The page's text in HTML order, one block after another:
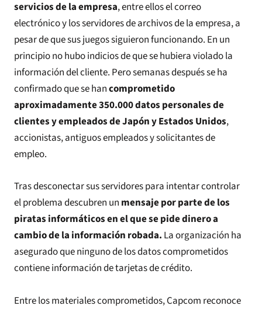
servicios de la empresa, entre ellos el correo
electrónico y los servidores de archivos de la empresa, a
pesar de que sus juegos siguieron funcionando. En un
principio no hubo indicios de que se hubiera violado la
información del cliente. Pero semanas después se ha
confirmado que se hancomprometido
aproximadamente 350.000 datos personales de
clientes y empleados de Japón y Estados Unidos,
accionistas, antiguos empleados y solicitantes de
empleo.
Tras desconectar sus servidores para intentar controlar
el problema descubren un mensaje por parte de los
piratas informáticos en el que se pide dinero a
cambio de la información robada. La organización ha
asegurado que ninguno de los datos comprometidos
contiene información de tarjetas de crédito.
Entre los materiales comprometidos, Capcom reconoce